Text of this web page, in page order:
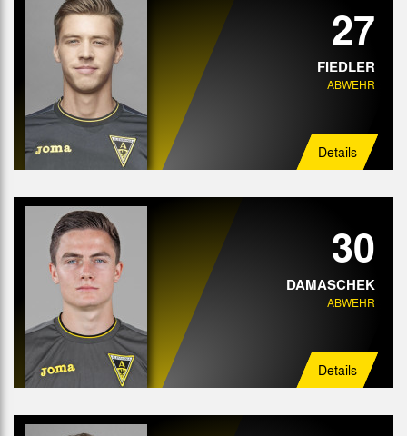
27
FIEDLER
ABWEHR
Details
30
DAMASCHEK
ABWEHR
Details